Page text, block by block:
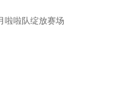
啦啦队绽放赛场